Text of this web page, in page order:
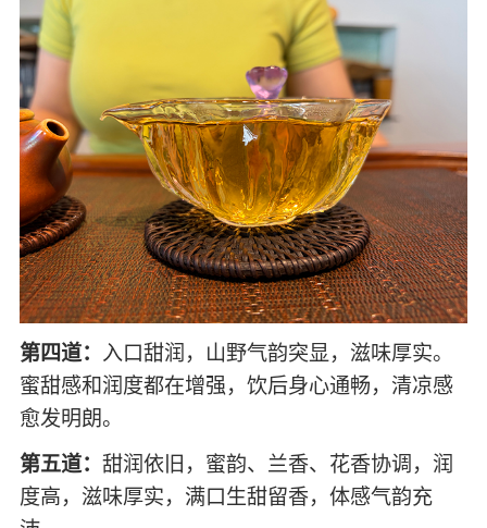
第四道： 入口甜润，山野气韵突显，滋味厚实。
蜜甜感和润度都在增强，饮后身心通畅，清凉感
愈发明朗。
第五道： 甜润依旧，蜜韵、兰香、花香协调，润
度高，滋味厚实，满口生甜留香，体感气韵充